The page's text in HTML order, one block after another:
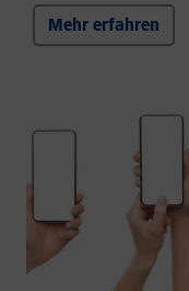
Mehr erfahren